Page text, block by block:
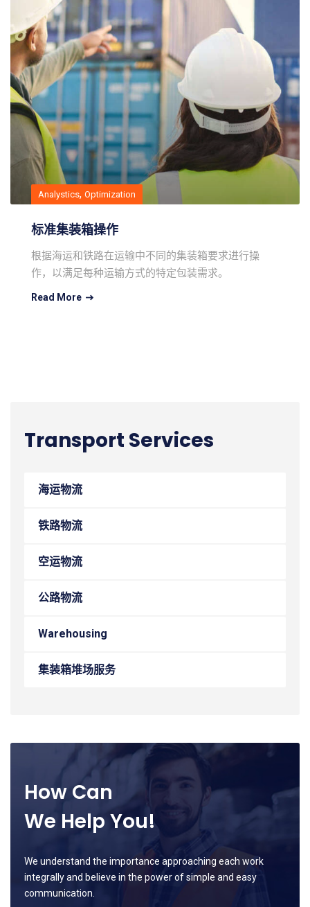
Analystics, Optimization
标准集装箱操作
根据海运和铁路在运输中不同的集装箱要求进行操
作，以满足每种运输方式的特定包装需求。
Read More
Transport Services
海运物流
铁路物流
空运物流
公路物流
Warehousing
集装箱堆场服务
How Can
We Help You!
We understand the importance approaching each work
integrally and believe in the power of simple and easy
communication.